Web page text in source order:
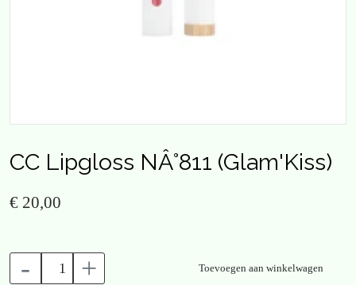
CC Lipgloss NÂ°811 (Glam'Kiss)
€ 20,00
- + Toevoegen aan winkelwagen